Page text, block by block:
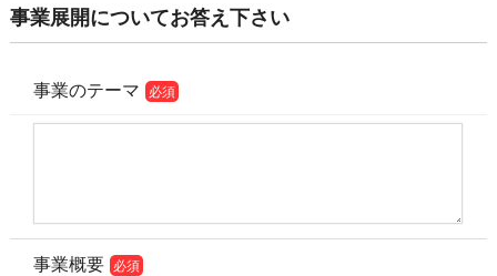
事業展開についてお答え下さい
事業のテーマ 必須
事業概要 必須